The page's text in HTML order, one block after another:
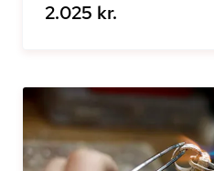
2.025 kr.